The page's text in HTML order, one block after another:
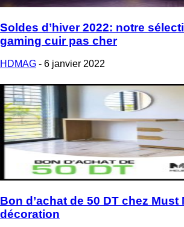
Soldes d’hiver 2022: notre
gaming cuir pas cher
HDMAG - 6 janvier 2022
Bon d’achat de 50 DT chez Must
décoration